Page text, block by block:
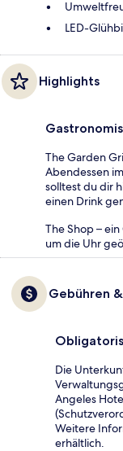
LED-
Highlights
The Garden
Abendessen
solltest du dir
einen Drink
The Shop –
um die Uhr
Gebühren
Die
Angeles
Weitere
erhältlich.